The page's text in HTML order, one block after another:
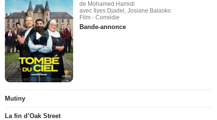
de Mohamed Hamidi
avec Ilyes Djadel, Josiane Balasko
Film - Comédie
Bande-annonce
Mutiny
La fin d’Oak Street